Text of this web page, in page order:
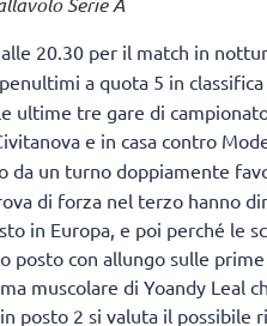
20.30 per il match in
a quota 5 in
ultime tre gare di
e in casa contro
da un turno doppiamente
di forza nel terzo hanno
in Europa, e poi perché le
posto con allungo sulle
muscolare di Yoandy Leal
posto 2 si valuta il possibile